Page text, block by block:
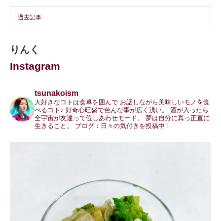
過去記事
りんく
Instagram
tsunakoism
大好きなコトは食卓を囲んで お話しながら美味しいモノを食
べるコト♪ 好奇心旺盛で色んな事が広く浅い。
酒が入ったら
全宇宙が友達って位しあわせモード。
夢は自分に真っ正直に
生きること。
ブログ：日々の気付きを投稿中！